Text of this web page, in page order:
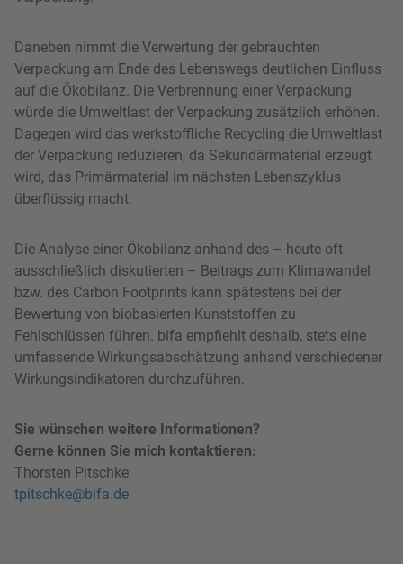
Daneben nimmt die Verwertung der gebrauchten
Verpackung am Ende des Lebenswegs deutlichen Einfluss
auf die Ökobilanz. Die Verbrennung einer Verpackung
würde die Umweltlast der Verpackung zusätzlich erhöhen.
Dagegen wird das werkstoffliche Recycling die Umweltlast
der Verpackung reduzieren, da Sekundärmaterial erzeugt
wird, das Primärmaterial im nächsten Lebenszyklus
überflüssig macht.
Die Analyse einer Ökobilanz anhand des – heute oft
ausschließlich diskutierten – Beitrags zum Klimawandel
bzw. des Carbon Footprints kann spätestens bei der
Bewertung von biobasierten Kunststoffen zu
Fehlschlüssen führen. bifa empfiehlt deshalb, stets eine
umfassende Wirkungsabschätzung anhand verschiedener
Wirkungsindikatoren durchzuführen.
Sie wünschen weitere Informationen?
Gerne können Sie mich kontaktieren:
Thorsten Pitschke
tpitschke@bifa.de